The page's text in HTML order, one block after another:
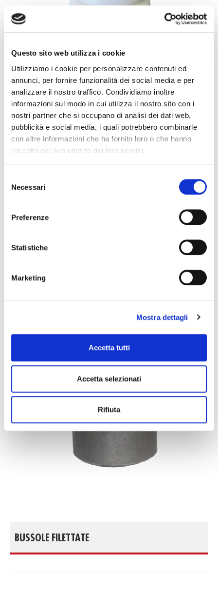
Questo sito web utilizza i cookie
Utilizziamo i cookie per personalizzare contenuti ed
annunci, per fornire funzionalità dei social media e per
analizzare il nostro traffico. Condividiamo inoltre
informazioni sul modo in cui utilizza il nostro sito con i
nostri partner che si occupano di analisi dei dati web,
pubblicità e social media, i quali potrebbero combinarle
con altre informazioni che ha fornito loro o che hanno
raccolto dal suo utilizzo dei loro servizi.
delNecessari
Preferenze
Statistiche
Marketing
Mostra dettagli
Accetta tutti
Accetta selezionati
Rifiuta
TAMPONI AMMORTIZZATORE
PIATTELLO AMMORTIZZATORE
BUSSOLE FILETTATE